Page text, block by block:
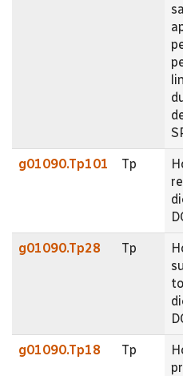
g01090.Tp101 Tp
g01090.Tp28 Tp
g01090.Tp18 Tp